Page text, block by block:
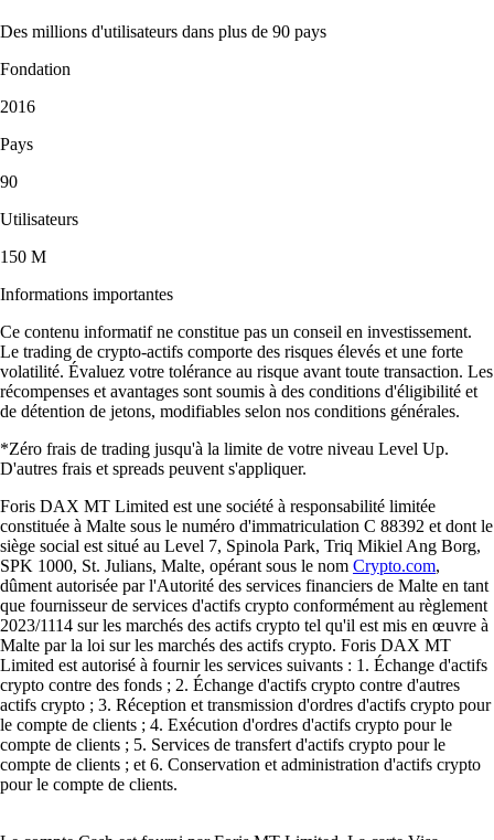
Des millions d'utilisateurs dans plus de 90 pays
Fondation
2016
Pays
90
Utilisateurs
150 M
Informations importantes
Ce contenu informatif ne constitue pas un conseil en investissement.
Le trading de crypto-actifs comporte des risques élevés et une forte
volatilité. Évaluez votre tolérance au risque avant toute transaction. Les
récompenses et avantages sont soumis à des conditions d'éligibilité et
de détention de jetons, modifiables selon nos conditions générales.
*Zéro frais de trading jusqu'à la limite de votre niveau Level Up.
D'autres frais et spreads peuvent s'appliquer.
Foris DAX MT Limited est une société à responsabilité limitée
constituée à Malte sous le numéro d'immatriculation C 88392 et dont le
siège social est situé au Level 7, Spinola Park, Triq Mikiel Ang Borg,
SPK 1000, St. Julians, Malte, opérant sous le nom Crypto.com,
dûment autorisée par l'Autorité des services financiers de Malte en tant
que fournisseur de services d'actifs crypto conformément au règlement
2023/1114 sur les marchés des actifs crypto tel qu'il est mis en œuvre à
Malte par la loi sur les marchés des actifs crypto. Foris DAX MT
Limited est autorisé à fournir les services suivants : 1. Échange d'actifs
crypto contre des fonds ; 2. Échange d'actifs crypto contre d'autres
actifs crypto ; 3. Réception et transmission d'ordres d'actifs crypto pour
le compte de clients ; 4. Exécution d'ordres d'actifs crypto pour le
compte de clients ; 5. Services de transfert d'actifs crypto pour le
compte de clients ; et 6. Conservation et administration d'actifs crypto
pour le compte de clients.